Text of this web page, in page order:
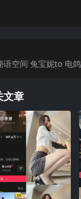
语空间 兔宝妮to 电
文章